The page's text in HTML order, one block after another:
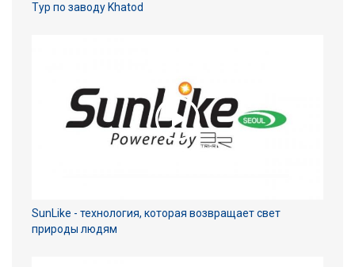
Тур по заводу Khatod
SunLike - технология, которая возвращает свет
природы людям